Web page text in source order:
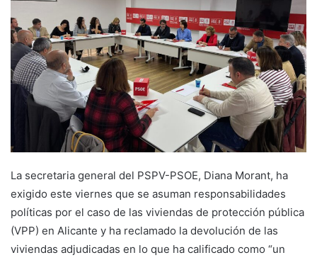
La secretaria general del PSPV-PSOE, Diana Morant, ha
exigido este viernes que se asuman responsabilidades
políticas por el caso de las viviendas de protección pública
(VPP) en Alicante y ha reclamado la devolución de las
viviendas adjudicadas en lo que ha calificado como “un